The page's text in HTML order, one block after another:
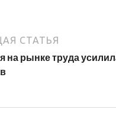
СТАТЬЯ
на рынке труда